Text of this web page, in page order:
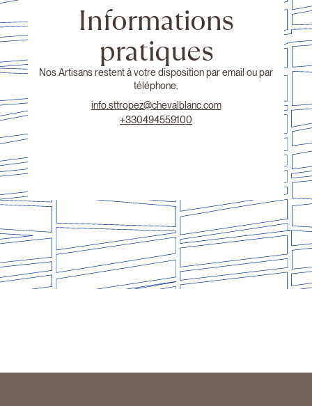
Informations
pratiques
Nos Artisans restent à votre disposition par email ou par
téléphone.
info.sttropez@chevalblanc.com
+330494559100